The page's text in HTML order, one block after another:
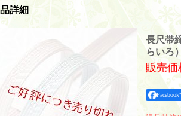
詳細
長尺帯
らいろ
販売価